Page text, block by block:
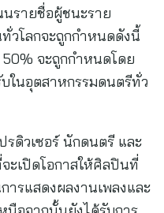
นรายชื่อผู้ชนะราย
วโลกจะถูกกำหนดดังนี้
จะถูกกำหนดโดย
ในอุตสาหกรรมดนตรีทั่ว
รดิวเซอร์ นักดนตรี และ
ะเปิดโอกาสให้ศิลปินที่
ารแสดงผลงานเพลงและ